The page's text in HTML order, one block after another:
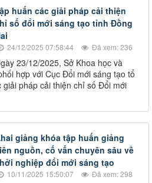
huấn các giải pháp cải thiện
số đổi mới sáng tạo tỉnh Đồng
24/12/2025 07:58:44 Đã xem: 236
23/12/2025, Sở Khoa học và
hợp với Cục Đổi mới sáng tạo tổ
pháp cải thiện chỉ số Đổi mới
giảng khóa tập huấn giảng
nguồn, cố vấn chuyên sâu về
nghiệp đổi mới sáng tạo
10/11/2025 15:50:07 Đã xem: 298